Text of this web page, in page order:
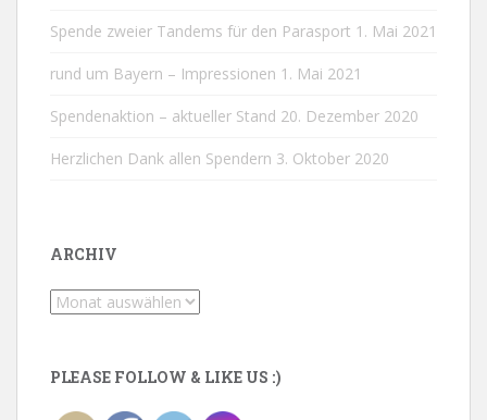
Spende zweier Tandems für den Parasport 1. Mai 2021
rund um Bayern – Impressionen 1. Mai 2021
Spendenaktion – aktueller Stand 20. Dezember 2020
Herzlichen Dank allen Spendern 3. Oktober 2020
ARCHIV
Archiv
PLEASE FOLLOW & LIKE US :)